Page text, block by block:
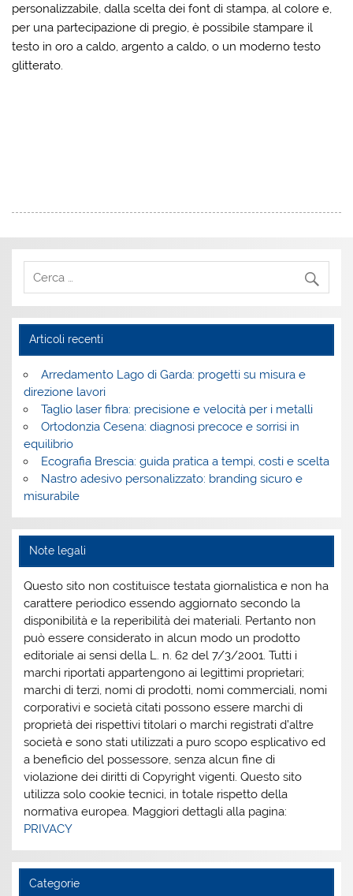
personalizzabile, dalla scelta dei font di stampa, al colore e,
per una partecipazione di pregio, è possibile stampare il
testo in oro a caldo, argento a caldo, o un moderno testo
glitterato.
Articoli recenti
Arredamento Lago di Garda: progetti su misura e
direzione lavori
Taglio laser fibra: precisione e velocità per i metalli
Ortodonzia Cesena: diagnosi precoce e sorrisi in
equilibrio
Ecografia Brescia: guida pratica a tempi, costi e scelta
Nastro adesivo personalizzato: branding sicuro e
misurabile
Note legali
Questo sito non costituisce testata giornalistica e non ha
carattere periodico essendo aggiornato secondo la
disponibilità e la reperibilità dei materiali. Pertanto non
può essere considerato in alcun modo un prodotto
editoriale ai sensi della L. n. 62 del 7/3/2001. Tutti i
marchi riportati appartengono ai legittimi proprietari;
marchi di terzi, nomi di prodotti, nomi commerciali, nomi
corporativi e società citati possono essere marchi di
proprietà dei rispettivi titolari o marchi registrati d’altre
società e sono stati utilizzati a puro scopo esplicativo ed
a beneficio del possessore, senza alcun fine di
violazione dei diritti di Copyright vigenti. Questo sito
utilizza solo cookie tecnici, in totale rispetto della
normativa europea. Maggiori dettagli alla pagina:
PRIVACY
Categorie